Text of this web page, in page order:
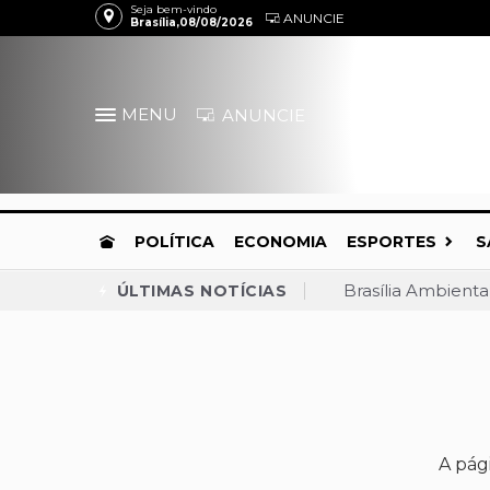
Seja bem-vindo
Brasília,08/08/2026
ANUNCIE
MENU ANUNCIE
POLÍTICA ECONOMIA ESPORTES
ÚLTIMAS NOTÍCIAS
TJDFT barra
Convenção
MDB anuncia
A